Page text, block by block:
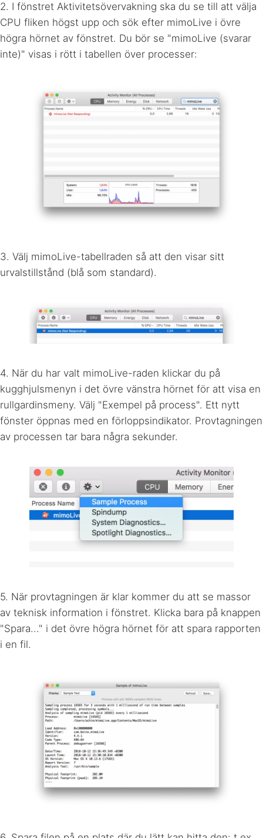
2. I fönstret Aktivitetsövervakning ska du se till att välja
CPU fliken högst upp och sök efter mimoLive i övre
högra hörnet av fönstret. Du bör se "mimoLive (svarar
inte)" visas i rött i tabellen över processer:
3. Välj mimoLive-tabellraden så att den visar sitt
urvalstillstånd (blå som standard).
4. När du har valt mimoLive-raden klickar du på
kugghjulsmenyn i det övre vänstra hörnet för att visa en
rullgardinsmeny. Välj "Exempel på process". Ett nytt
fönster öppnas med en förloppsindikator. Provtagningen
av processen tar bara några sekunder.
5. När provtagningen är klar kommer du att se massor
av teknisk information i fönstret. Klicka bara på knappen
"Spara..." i det övre högra hörnet för att spara rapporten
i en fil.